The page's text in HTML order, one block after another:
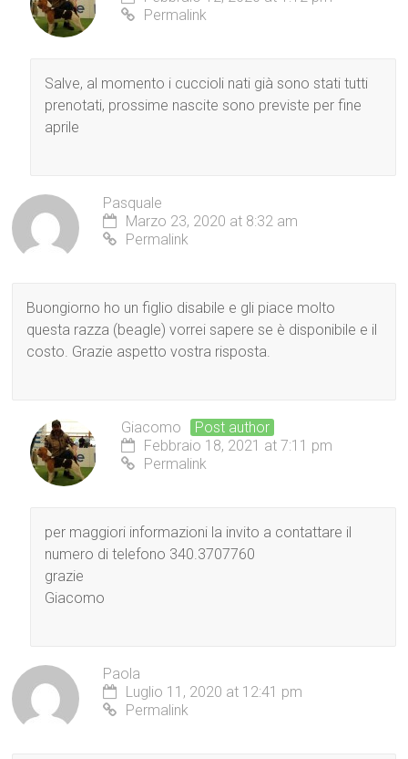
Permalink
Salve, al momento i cuccioli nati già sono stati tutti
prenotati, prossime nascite sono previste per fine
aprile
Pasquale
Marzo 23, 2020 at 8:32 am
Permalink
Buongiorno ho un figlio disabile e gli piace molto
questa razza (beagle) vorrei sapere se è disponibile e il
costo. Grazie aspetto vostra risposta.
Giacomo
Post author
Febbraio 18, 2021 at 7:11 pm
Permalink
per maggiori informazioni la invito a contattare il
numero di telefono 340.3707760
grazie
Giacomo
Paola
Luglio 11, 2020 at 12:41 pm
Permalink